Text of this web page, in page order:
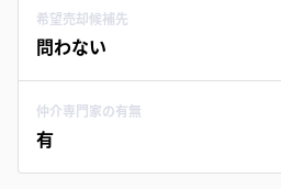
希望売却候補先
問わない
仲介専門家の有無
有